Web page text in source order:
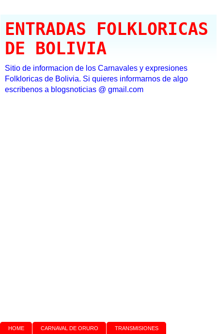
ENTRADAS FOLKLORICAS
DE BOLIVIA
Sitio de informacion de los Carnavales y expresiones
Folkloricas de Bolivia. Si quieres informarnos de algo
escribenos a blogsnoticias @ gmail.com
HOME CARNAVAL DE ORURO TRANSMISIONES